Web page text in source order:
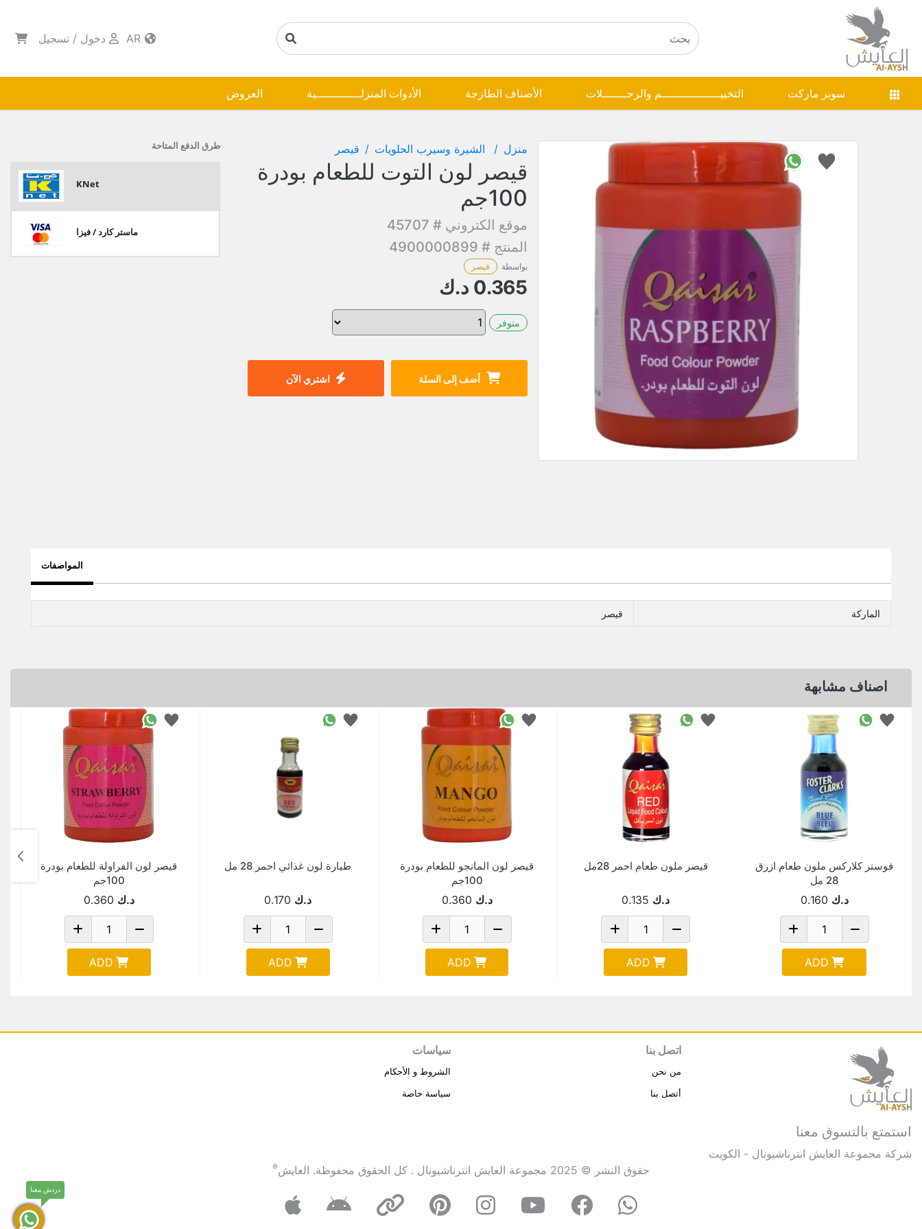
دخول / تسجيل
سوبر ماركت التخييـــــــــــــــــم والرحـــــــلات الأصناف الطازجة الأدوات المنزلـــــــــــــية العروض
منزل الشيرة وسيرب الحلويات قيصر
قيصر لون التوت للطعام بودرة
100جم
موقع الكتروني # 45707
المنتج # 4900000899
بواسطة قيصر
0.365 د.ك
متوفر
أضف إلى السلة اشتري الآن
طرق الدفع المتاحة
KNet
ماستر كارد / فيزا
المواصفات
الماركة قيصر
اصناف مشابهة
فوستر كلاركس ملون طعام ازرق
28 مل
د.ك 0.160
ADD
قيصر ملون طعام احمر 28مل
د.ك 0.135
ADD
قيصر لون المانجو للطعام بودرة
100جم
د.ك 0.360
ADD
طيارة لون غذائي احمر 28 مل
د.ك 0.170
ADD
قيصر لون الفراولة للطعام بودرة
100جم
د.ك 0.360
ADD
استمتع بالتسوق معنا
شركة مجموعة العايش انترناشيونال - الكويت
اتصل بنا
من نحن
أتصل بنا
سياسات
الشروط و الأحكام
سياسة خاصة
حقوق النشر © 2025 مجموعة العايش انترناشيونال . كل الحقوق محفوظة. العايش®
دردش معنا